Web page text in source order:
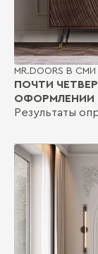
MR.DOORS В СМИ
ПОЧТИ
ОФОРМЛЕНИИ
Результаты